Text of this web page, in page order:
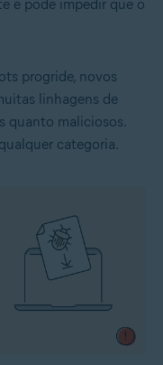
e pode impedir que o
progride, novos
linhagens de
quanto maliciosos.
categoria.